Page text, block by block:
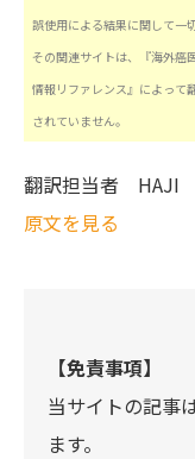
誤使用による結果に関して一
その関連サイトは、『海外癌
情報リファレンス』によって
されていません。
翻訳担当者 HAJI
原文を見る
【免責事項】
当サイトの記事
ます。